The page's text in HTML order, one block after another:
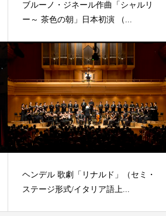
ブルーノ・ジネール作曲「シャルリ
ー～ 茶色の朝」日本初演 （...
ヘンデル 歌劇「リナルド」（セミ・
ステージ形式/イタリア語上...